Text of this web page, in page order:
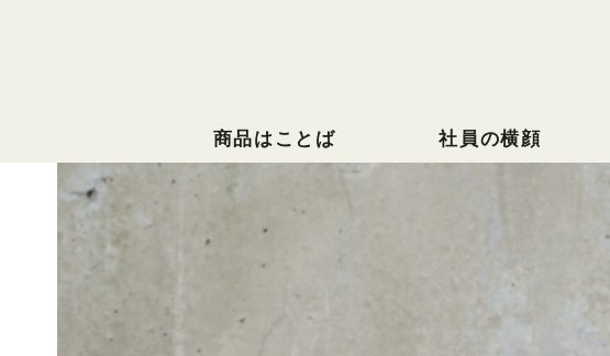
商品はことば 社員の横顔